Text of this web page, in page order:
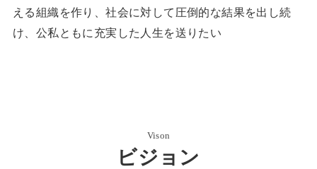
える組織を作り、社会に対して圧倒的な結果を出し続
け、公私ともに充実した人生を送りたい
Vison
ビジョン